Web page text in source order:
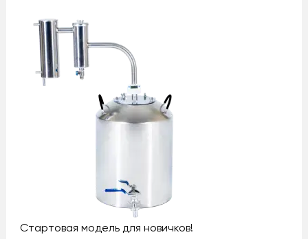
Стартовая модель для новичков!